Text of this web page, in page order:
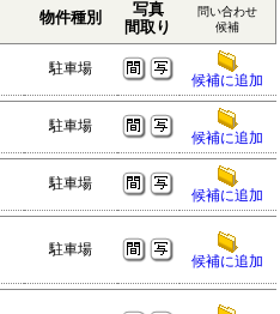
物件種別
写真
間取り
問い合わせ
候補
駐車場
候補に追加
駐車場
候補に追加
駐車場
候補に追加
駐車場
候補に追加